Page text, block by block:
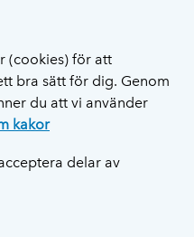
(cookies) för att
bra sätt för dig. Genom
du att vi använder
kakor
delar av